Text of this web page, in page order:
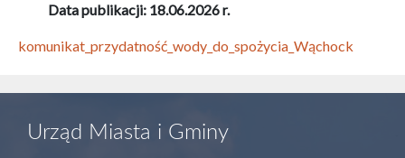
Data publikacji: 18.06.2026 r.
komunikat_przydatność_wody_do_spożycia_Wąchock
Urząd Miasta i Gminy